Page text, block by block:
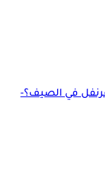
في الصيف؟-